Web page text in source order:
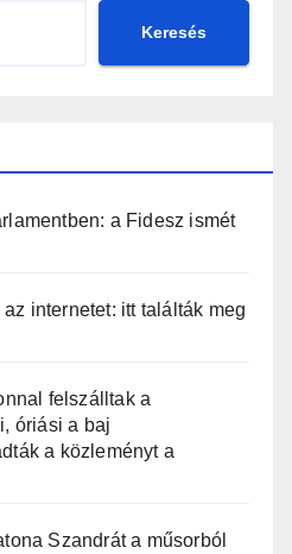
Keresés
a Fidesz ismét
internetet: itt találták meg
felszálltak a
óriási a baj
a közleményt a
Szandrát a műsorból